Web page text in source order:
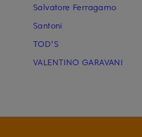
Salvatore Ferragamo
Santoni
TOD'S
VALENTINO GARAVANI